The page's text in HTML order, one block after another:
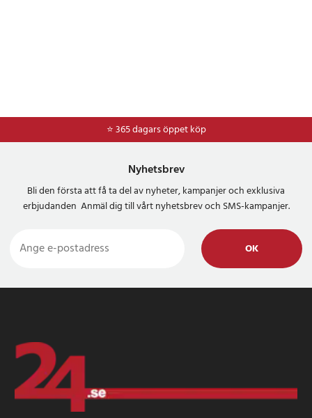
⭐ 365 dagars öppet köp
⭐Frakt 49kr *
Nyhetsbrev
Bli den första att få ta del av nyheter, kampanjer och exklusiva
erbjudanden Anmäl dig till vårt nyhetsbrev och SMS-kampanjer.
OK